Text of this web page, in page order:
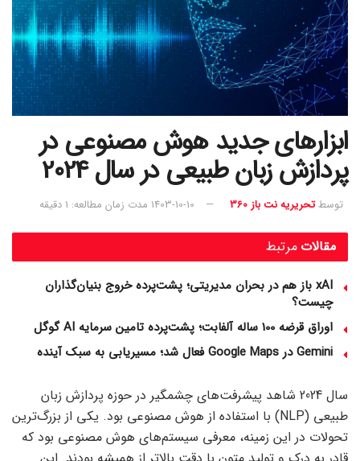
ابزارهای جدید هوش مصنوعی در
پردازش زبان طبیعی در سال 2024
توسطتحریریه نت باز 360 1403-10-10 مدت زمان مطالعه: 1 دقیقه
مرتبط مقالات
xAI باز هم در بحران مدیریتی؛ پشت‌پرده خروج بنیان‌گذاران
چیست؟
اوراق قرضه 100 ساله آلفابت؛ پشت‌پرده تامین سرمایه AI گوگل
Gemini در Google Maps فعال شد؛ مسیریابی به سبک آینده
سال 2024 شاهد پیشرفت‌های چشمگیر در حوزه پردازش زبان
طبیعی (NLP) با استفاده از هوش مصنوعی بود. یکی از بزرگ‌ترین
تحولات در این زمینه، معرفی سیستم‌های هوش مصنوعی بود که